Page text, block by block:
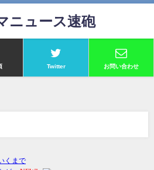
ニュース速砲
Twitter お問い合わせ